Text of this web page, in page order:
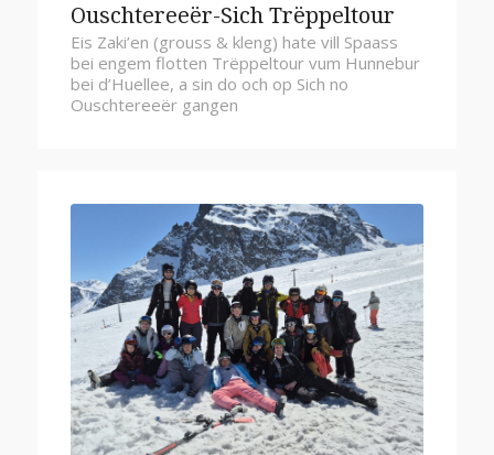
Ouschtereeër-Sich Trëppeltour
Eis Zaki’en (grouss & kleng) hate vill Spaass
bei engem flotten Trëppeltour vum Hunnebur
bei d’Huellee, a sin do och op Sich no
Ouschtereeër gangen